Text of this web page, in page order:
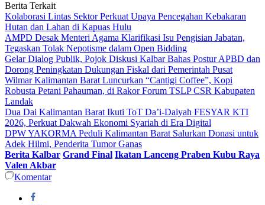
Berita Terkait
Kolaborasi Lintas Sektor Perkuat Upaya Pencegahan Kebakaran
Hutan dan Lahan di Kapuas Hulu
AMPD Desak Menteri Agama Klarifikasi Isu Pengisian Jabatan,
Tegaskan Tolak Nepotisme dalam Open Bidding
Gelar Dialog Publik, Pojok Diskusi Kalbar Bahas Postur APBD dan
Dorong Peningkatan Dukungan Fiskal dari Pemerintah Pusat
Wilmar Kalimantan Barat Luncurkan “Cantigi Coffee”, Kopi
Robusta Petani Pahauman, di Rakor Forum TSLP CSR Kabupaten
Landak
Dua Dai Kalimantan Barat Ikuti ToT Da’i-Daiyah FESYAR KTI
2026, Perkuat Dakwah Ekonomi Syariah di Era Digital
DPW YAKORMA Peduli Kalimantan Barat Salurkan Donasi untuk
Adek Hilmi, Penderita Tumor Ganas
Berita Kalbar Grand Final Ikatan Lanceng Praben Kubu Raya
Valen Akbar
Komentar